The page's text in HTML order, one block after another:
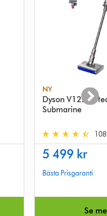
NY
Dyson V12s
Submarine
4.5
stars
of
5 499 kr
Bästa Prisgaranti
Se